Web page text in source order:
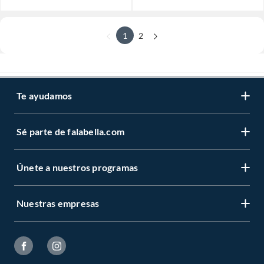
1 2
Te ayudamos
Sé parte de falabella.com
Únete a nuestros programas
Nuestras empresas